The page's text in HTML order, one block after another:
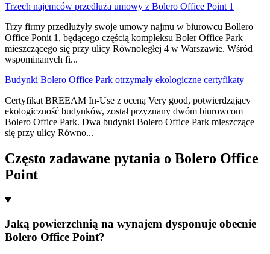
Trzech najemców przedłuża umowy z Bolero Office Point 1
Trzy firmy przedłużyły swoje umowy najmu w biurowcu Bollero
Office Ponit 1, będącego częścią kompleksu Boler Office Park
mieszczącego się przy ulicy Równoległej 4 w Warszawie. Wśród
wspominanych fi...
Budynki Bolero Office Park otrzymały ekologiczne certyfikaty
Certyfikat BREEAM In-Use z oceną Very good, potwierdzający
ekologiczność budynków, został przyznany dwóm biurowcom
Bolero Office Park. Dwa budynki Bolero Office Park mieszczące
się przy ulicy Równo...
Często zadawane pytania o Bolero Office
Point
Jaką powierzchnią na wynajem dysponuje obecnie
Bolero Office Point?